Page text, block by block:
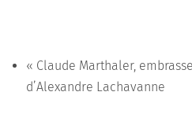
« Claude Marthaler,
d’Alexandre Lachavanne